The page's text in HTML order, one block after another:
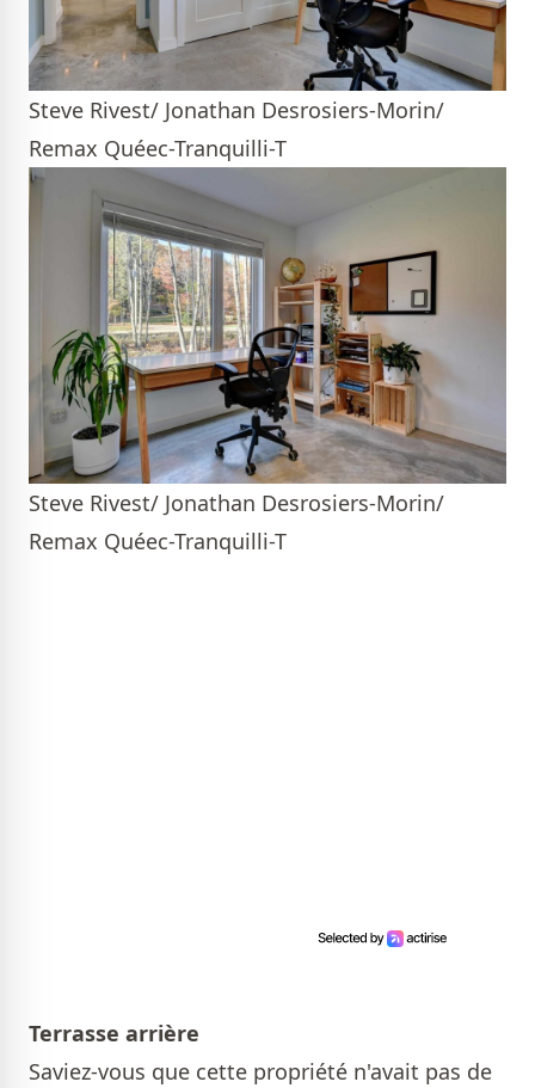
Steve Rivest/ Jonathan Desrosiers-Morin/
Remax Quéec-Tranquilli-T
Steve Rivest/ Jonathan Desrosiers-Morin/
Remax Quéec-Tranquilli-T
Terrasse arrière
Saviez-vous que cette propriété n'avait pas de